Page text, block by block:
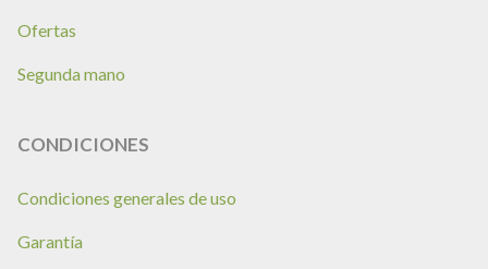
Ofertas
Segunda mano
CONDICIONES
Condiciones generales de uso
Garantía